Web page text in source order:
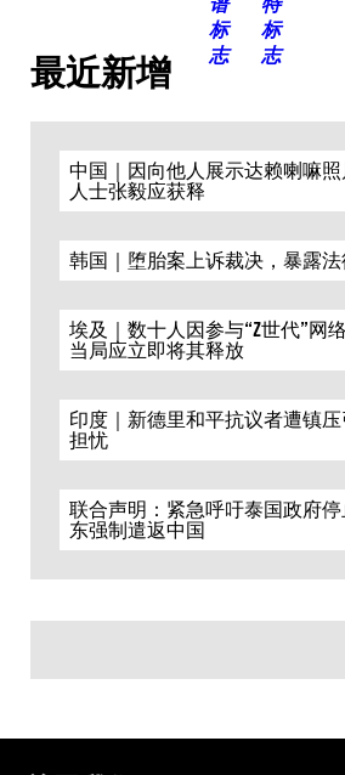
最近新增
中国｜因向他人展示达赖喇嘛
人士张毅应获释
韩国｜堕胎案上诉裁决，暴露
埃及｜数十人因参与“Z世代”网
当局应立即将其释放
印度｜新德里和平抗议者遭镇
担忧
联合声明：紧急呼吁泰国政府
东强制遣返中国